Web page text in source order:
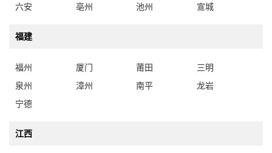
六安
亳州 池州 宣城
福建
福州 厦门 莆田
三明
泉州
漳州 南平
龙岩
宁德
江西